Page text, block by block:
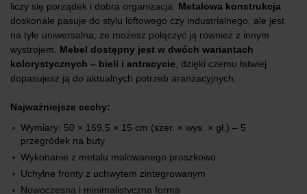
liczy się porządek i dobra organizacja. Metalowa konstrukcja
doskonale pasuje do stylu loftowego czy industrialnego, ale jest
na tyle uniwersalna, że możesz połączyć ją również z innym
wystrojem. Mebel dostępny jest w dwóch wariantach
kolorystycznych – bieli i antracycie , dzięki czemu łatwiej
dopasujesz ją do aktualnych potrzeb aranżacyjnych.
Najważniejsze cechy:
Wymiary: 50 × 169,5 × 15 cm (szer. × wys. × gł.) – 5
przegródek na buty
Wykonanie z metalu malowanego proszkowo
Uchylne fronty z uchwytem zintegrowanym
Nowoczesna i minimalistyczna forma